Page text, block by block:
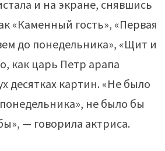
и на экране, снявшись
«Каменный гость», «Первая
до понедельника», «Щит и
как царь Петр арапа
десятках картин. «Не было
не было бы
— говорила актриса.